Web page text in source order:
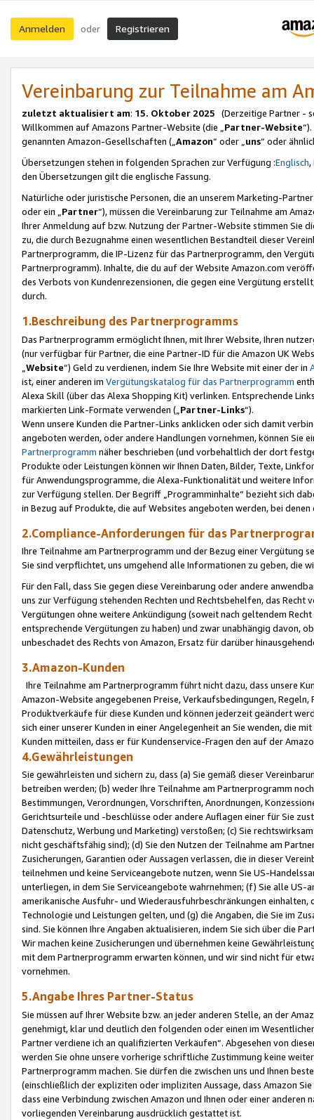
Anmelden oder Registrieren
Vereinbarung zur Teilnahme am
zuletzt aktualisiert am: 15. Oktober 2025 (Derzeitige Partner -
Willkommen auf Amazons Partner-Website (die „Partner-Website
genannten Amazon-Gesellschaften („Amazon“ oder „uns“ oder
Übersetzungen stehen in folgenden Sprachen zur Verfügung :Englisch,
den Übersetzungen gilt die englische Fassung.
Natürliche oder juristische Personen, die an unserem Marketing-
oder ein „Partner“), müssen die Vereinbarung zur Teilnahme am
Ihrer Anmeldung auf bzw. Nutzung der Partner-Website stimmen Sie
zu, die durch Bezugnahme einen wesentlichen Bestandteil dieser
Partnerprogramm, die IP-Lizenz für das Partnerprogramm, den
Partnerprogramm). Inhalte, die du auf der Website Amazon.com
des Verbots von Kundenrezensionen, die gegen eine Vergütung
durch.
1.Beschreibung des Partnerprogramms
Das Partnerprogramm ermöglicht Ihnen, mit Ihrer Website, Ihren
(nur verfügbar für Partner, die eine Partner-ID für die Amazon UK
Website“) Geld zu verdienen, indem Sie Ihre Website mit einer der in
ist, einer anderen im Vergütungskatalog für das Partnerprogramm
Alexa Skill (über das Alexa Shopping Kit) verlinken. Entsprechende
markierten Link-Formate verwenden („ Partner-Links“).
Wenn unsere Kunden die Partner-Links anklicken oder sich damit
angeboten werden, oder andere Handlungen vornehmen, können Sie
Partnerprogramm näher beschrieben (und vorbehaltlich der dort
Produkte oder Leistungen können wir Ihnen Daten, Bilder, Texte,
für Anwendungsprogramme, die Alexa-Funktionalität und weitere
zur Verfügung stellen. Der Begriff „Programminhalte“ bezieht sich
in Bezug auf Produkte, die auf Websites angeboten werden, bei
2.Compliance-Anforderungen für das
Ihre Teilnahme am Partnerprogramm und der Bezug einer Vergütung
Sie sind verpflichtet, uns umgehend alle Informationen zu geben, die
Für den Fall, dass Sie gegen diese Vereinbarung oder andere
uns zur Verfügung stehenden Rechten und Rechtsbehelfen, das
Vergütungen ohne weitere Ankündigung (soweit nach geltendem
entsprechende Vergütungen zu haben) und zwar unabhängig davon,
unbeschadet des Rechts von Amazon, Ersatz für darüber
3.Amazon-Kunden
Ihre Teilnahme am Partnerprogramm führt nicht dazu, dass unsere
Amazon-Website angegebenen Preise, Verkaufsbedingungen,
Produktverkäufe für diese Kunden und können jederzeit geändert
sich einer unserer Kunden in einer Angelegenheit an Sie wenden, die
Kunden mitteilen, dass er für Kundenservice-Fragen den auf der
4.Gewährleistungen
Sie gewährleisten und sichern zu, dass (a) Sie gemäß dieser
betreiben werden; (b) weder Ihre Teilnahme am Partnerprogramm
Bestimmungen, Verordnungen, Vorschriften, Anordnungen,
Gerichtsurteile und -beschlüsse oder andere Auflagen einer für Sie
Datenschutz, Werbung und Marketing) verstoßen; (c) Sie
nicht geschäftsfähig sind); (d) Sie den Nutzen der Teilnahme am
Zusicherungen, Garantien oder Aussagen verlassen, die in dieser
teilnehmen und keine Serviceangebote nutzen, wenn Sie US-
unterliegen, in dem Sie Serviceangebote wahrnehmen; (f) Sie alle
amerikanische Ausfuhr- und Wiederausfuhrbeschränkungen
Technologie und Leistungen gelten, und (g) die Angaben, die Sie im
sind. Sie können Ihre Angaben aktualisieren, indem Sie sich über die
Wir machen keine Zusicherungen und übernehmen keine
mit dem Partnerprogramm erwarten können, und wir sind nicht für
vornehmen.
5.Angabe Ihres Partner-Status
Sie müssen auf Ihrer Website bzw. an jeder anderen Stelle, an der
genehmigt, klar und deutlich den folgenden oder einen im
Partner verdiene ich an qualifizierten Verkäufen“. Abgesehen von
werden Sie ohne unsere vorherige schriftliche Zustimmung keine
Partnerprogramm machen. Sie dürfen die zwischen uns und Ihnen
(einschließlich der expliziten oder impliziten Aussage, dass Amazon
dass eine Verbindung zwischen Amazon und Ihnen oder einer
vorliegenden Vereinbarung ausdrücklich gestattet ist.